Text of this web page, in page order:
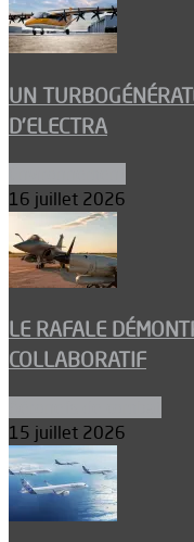
UN
D’ELECTRA
16 juillet 2026
LE RAFALE
COLLABORATIF
15 juillet 2026